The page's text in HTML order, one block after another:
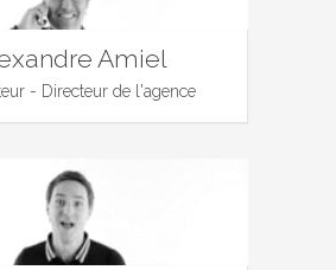
Amiel
- Directeur de l'agence